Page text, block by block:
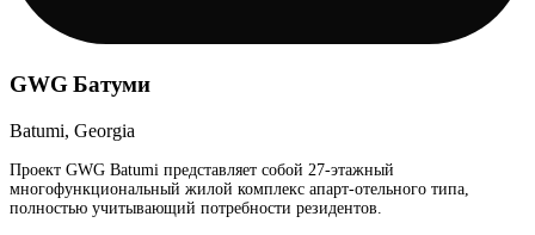
GWG Батуми
Batumi, Georgia
Проект GWG Batumi представляет собой 27-этажный
многофункциональный жилой комплекс апарт-отельного типа,
полностью учитывающий потребности резидентов.